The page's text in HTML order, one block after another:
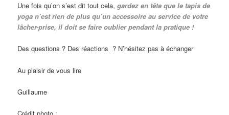
Une fois qu’on s’est dit tout cela,gardez en tête que le tapis de
yoga n’est rien de plus qu’un accessoire au service de votre
lâcher-prise, il doit se faire oublier pendant la pratique !
Des questions ? Des réactions ? N’hésitez pas à échanger
Au plaisir de vous lire
Guillaume